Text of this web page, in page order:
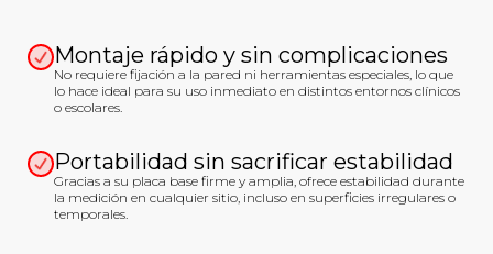
Montaje rápido y sin complicaciones
No requiere fijación a la pared ni herramientas especiales, lo que
lo hace ideal para su uso inmediato en distintos entornos clínicos
o escolares.
Portabilidad sin sacrificar estabilidad
Gracias a su placa base firme y amplia, ofrece estabilidad durante
la medición en cualquier sitio, incluso en superficies irregulares o
temporales.